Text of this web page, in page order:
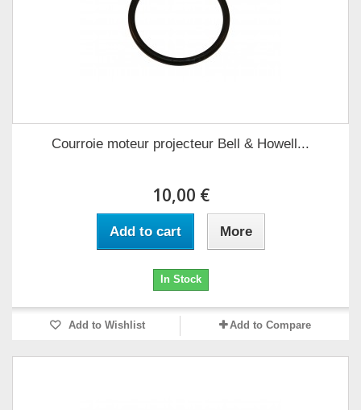
Courroie moteur projecteur Bell & Howell...
10,00 €
Add to cart More
In Stock
Add to Wishlist Add to Compare